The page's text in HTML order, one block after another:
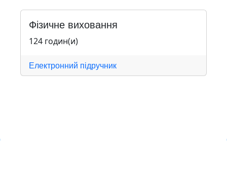
Фізичне виховання
124 годин(и)
Електронний підручник